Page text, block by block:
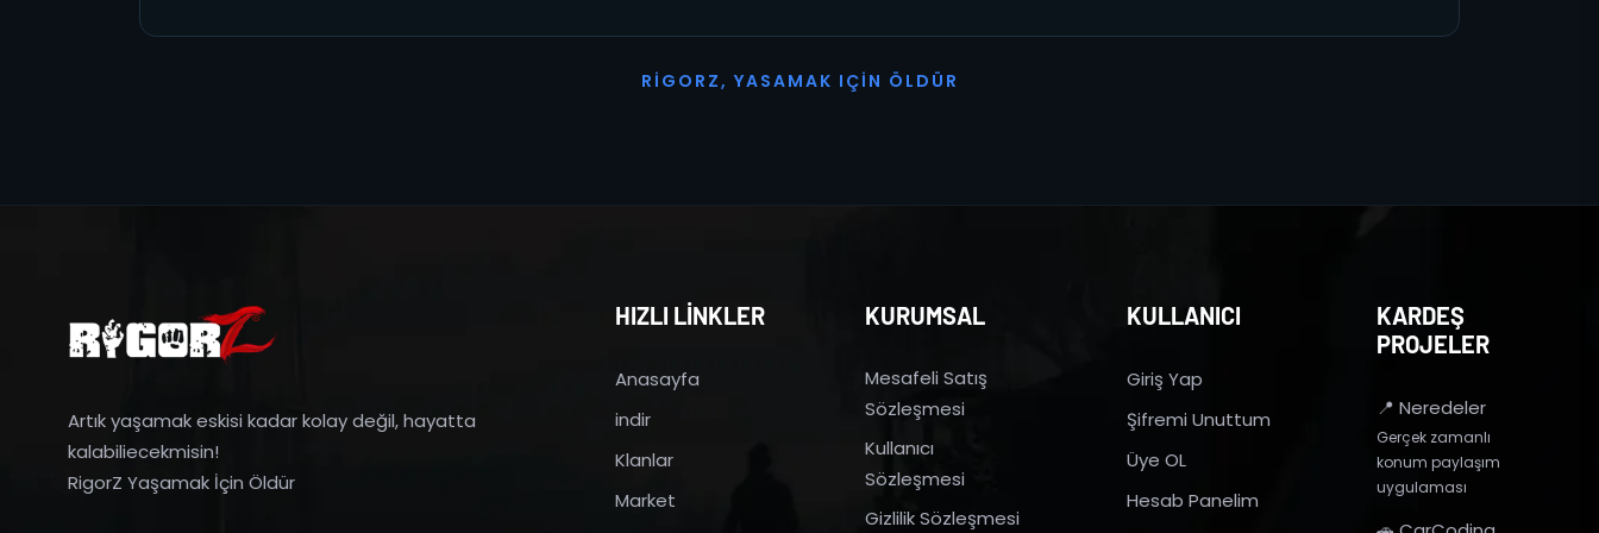
R I G O R Z, YASAMAK I ÇI N Ö L D Ü R
Artık yaşamak eskisi kadar kolay değil, hayatta
kalabiliecekmisin!
RigorZ Yaşamak İçin Öldür
HIZLI LİNKLER
Anasayfa
indir
Klanlar
Market
KURUMSAL
Mesafeli Satış
Sözleşmesi
Kullanıcı
Sözleşmesi
Gizlilik Sözleşmesi
KULLANICI
Giriş Yap
Şifremi Unuttum
Üye OL
Hesab Panelim
KARDEŞ
PROJELER
📍 Neredeler
Gerçek zamanlı
konum paylaşım
uygulaması